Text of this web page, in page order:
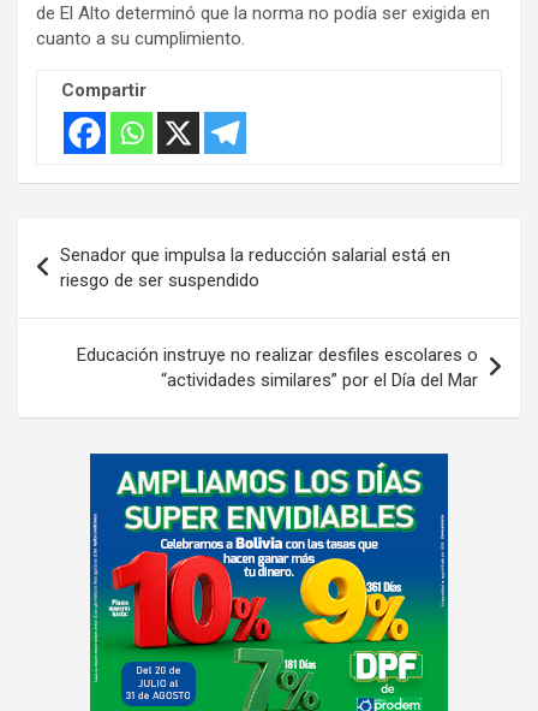
de El Alto determinó que la norma no podía ser exigida en
cuanto a su cumplimiento.
Compartir
de
entradas
Senador que impulsa la reducción salarial está en
riesgo de ser suspendido
Educación instruye no realizar desfiles escolares o
“actividades similares” por el Día del Mar